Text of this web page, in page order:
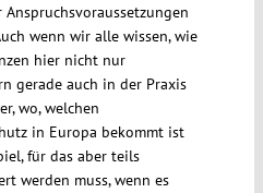
wenn wir alle wissen, wie
hier nicht nur
gerade auch in der Praxis
wo, welchen
in Europa bekommt ist
für das aber teils
werden muss, wenn es